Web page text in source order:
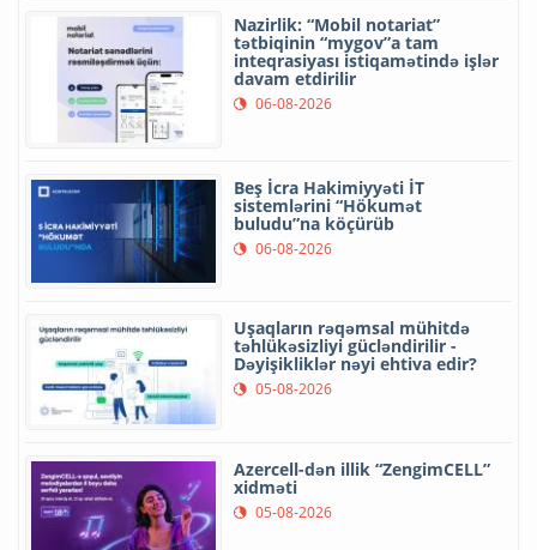
Nazirlik: “Mobil notariat”
tətbiqinin “mygov”a tam
inteqrasiyası istiqamətində işlər
davam etdirilir
06-08-2026
Beş İcra Hakimiyyəti İT
sistemlərini “Hökumət
buludu”na köçürüb
06-08-2026
Uşaqların rəqəmsal mühitdə
təhlükəsizliyi gücləndirilir -
Dəyişikliklər nəyi ehtiva edir?
05-08-2026
Azercell-dən illik “ZengimCELL”
xidməti
05-08-2026